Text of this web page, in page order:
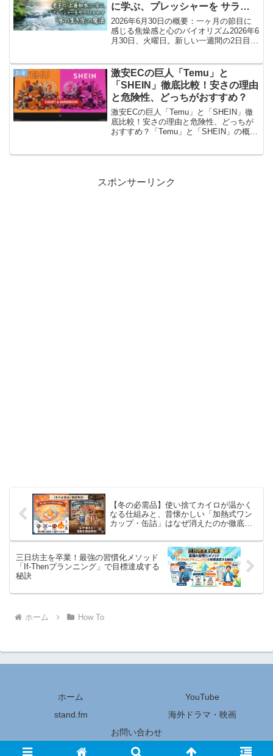
に学ぶ、プレッシャーを サラリ
とかわす「水の生き方」の魔法
2026年6月30日の概要：一ヶ月の節目に
感じる焦燥感と心のバイオリズム2026年6
月30日、火曜日。新しい一週間の2日目で
とかここまで走りきった」という安堵感
がある...
お金
激安ECの巨人「Temu」と
「SHEIN」徹底比較！安さの理由
と危険性、どっちがおすすめ？
激安ECの巨人「Temu」と「SHEIN」徹
底比較！安さの理由と危険性、どっちが
おすすめ？「Temu」と「SHEIN」の概要
スポンサーリンク
【冬の必需品】使い捨てカイロが温かく
なる仕組みと、昔懐かしい「加熱式ワン
カップ・缶詰」はなぜ消えたのか徹底解
三日坊主を卒業！最強の習慣化メソッド
「If-Thenプランニング」で目標達成する
秘訣
ホーム How To
ホーム
YouTube
stand.fm
海外ドラマ・映画
お問い合わせ
© 2023-2026 ちょっと気になる話題の宝庫.